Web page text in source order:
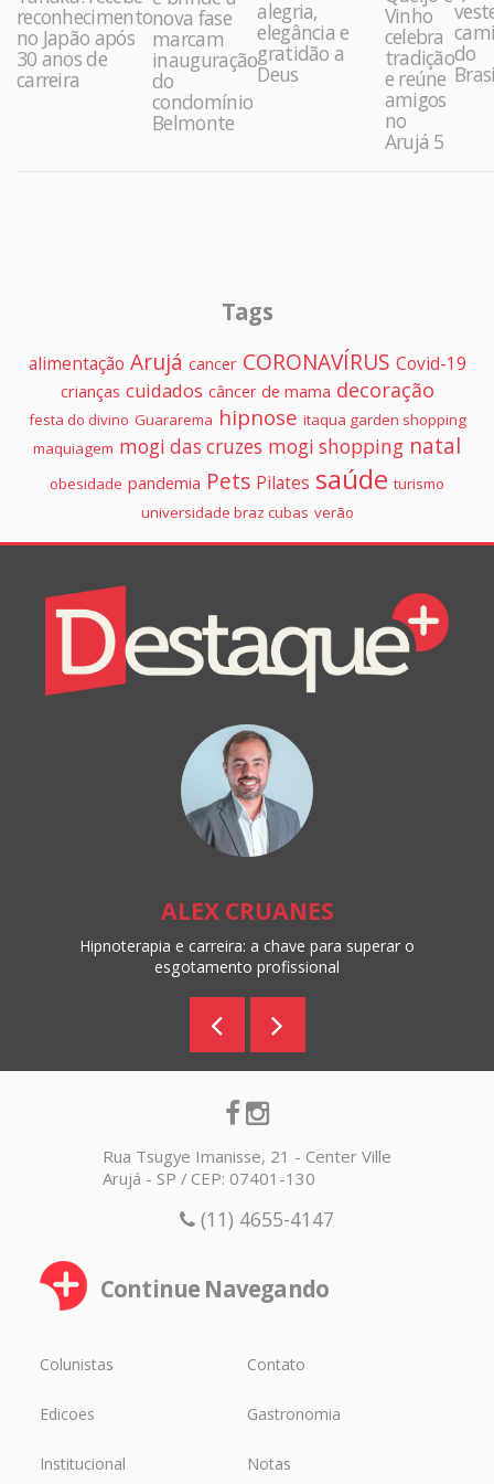
reconhecimento
no Japão após
30 anos de
carreira
nova fase
marcam
inauguração
do
condomínio
Belmonte
alegria,
elegância e
gratidão a
Deus
Vinho
celebra
tradição
e reúne
amigos
no
Arujá 5
do
Tags
alimentação Arujá cancer CORONAVÍRUS Covid-19
crianças cuidados câncer de mama decoração
festa do divino Guararema hipnose itaqua garden shopping
maquiagem mogi das cruzes mogi shopping natal
obesidade pandemia Pets Pilates saúde turismo
universidade braz cubas verão
Colunistas
Destaque+
Online
ALEX CRUANES
Hipnoterapia e carreira: a chave para superar o
esgotamento profissional
Rua Tsugye Imanisse, 21 - Center Ville
Arujá - SP / CEP: 07401-130
(11) 4655-4147
Continue Navegando
Colunistas Contato
Edicoes Gastronomia
Institucional Notas